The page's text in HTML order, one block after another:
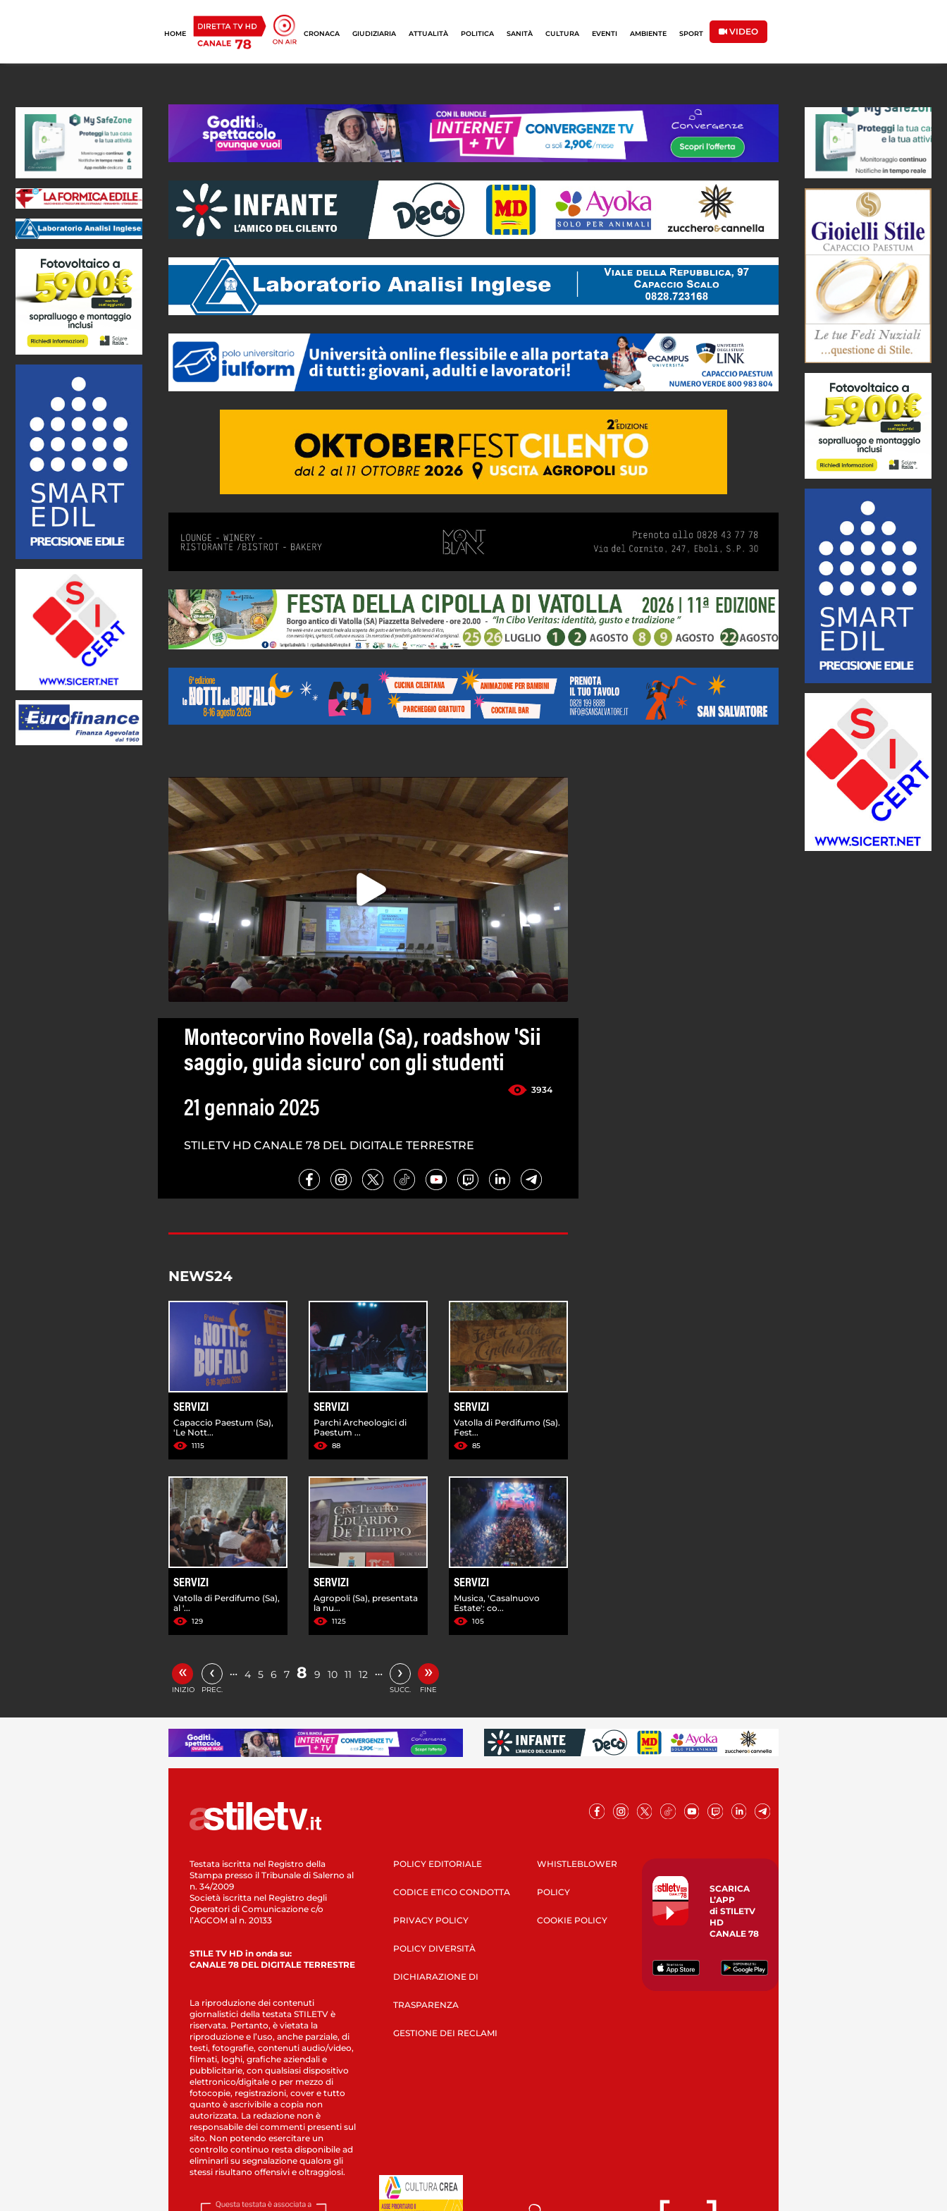
HOME CRONACA GIUDIZIARIA ATTUALITÀ POLITICA SANITÀ CULTURA EVENTI AMBIENTE SPORT VIDEO
Montecorvino Rovella (Sa), roadshow 'Sii
saggio, guida sicuro' con gli studenti
3934
21 gennaio 2025
STILETV HD CANALE 78 DEL DIGITALE TERRESTRE
NEWS24
SERVIZI
Capaccio Paestum (Sa),
'Le Nott...
1115
SERVIZI
Parchi Archeologici di
Paestum ...
88
SERVIZI
Vatolla di Perdifumo (Sa).
Fest...
85
SERVIZI
Vatolla di Perdifumo (Sa),
al '...
129
SERVIZI
Agropoli (Sa), presentata
la nu...
1125
SERVIZI
Musica, 'Casalnuovo
Estate': co...
105
«
INIZIO
‹
PREC.
… 4 5 6 7 8 9 10 11 12 … ›
SUCC.
»
FINE
Testata iscritta nel Registro della
Stampa presso il Tribunale di Salerno al
n. 34/2009
Società iscritta nel Registro degli
Operatori di Comunicazione c/o
l’AGCOM al n. 20133
STILE TV HD in onda su:
CANALE 78 DEL DIGITALE TERRESTRE
La riproduzione dei contenuti
giornalistici della testata STILETV è
riservata. Pertanto, è vietata la
riproduzione e l’uso, anche parziale, di
testi, fotografie, contenuti audio/video,
filmati, loghi, grafiche aziendali e
pubblicitarie, con qualsiasi dispositivo
elettronico/digitale o per mezzo di
fotocopie, registrazioni, cover e tutto
quanto è ascrivibile a copia non
autorizzata. La redazione non è
responsabile dei commenti presenti sul
sito. Non potendo esercitare un
controllo continuo resta disponibile ad
eliminarli su segnalazione qualora gli
stessi risultano offensivi e oltraggiosi.
POLICY EDITORIALE
CODICE ETICO CONDOTTA
PRIVACY POLICY
POLICY DIVERSITÀ
DICHIARAZIONE DI
TRASPARENZA
GESTIONE DEI RECLAMI
WHISTLEBLOWER
POLICY
COOKIE POLICY
SCARICA
L’APP
di STILETV
HD
CANALE 78